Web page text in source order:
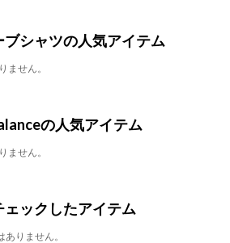
ブシャツの人気アイテム
ません。
の人気アイテム
ません。
ェックしたアイテム
りません。